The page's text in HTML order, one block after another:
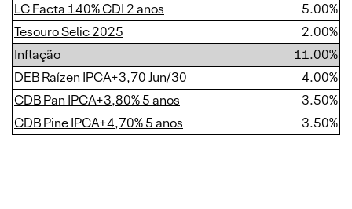
LC Facta 140% CDI 2 anos
5.00%
Tesouro Selic 2025
2.00%
Inflação
11.00%
DEB Raízen IPCA+3,70 Jun/30
4.00%
CDB Pan IPCA+3,80% 5 anos
3.50%
CDB Pine IPCA+4,70% 5 anos
3.50%